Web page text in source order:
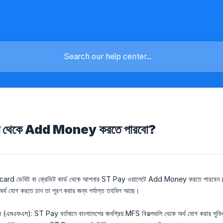
থেকে Add Money করতে পারবো?
ডেবিট বা ক্রেডিট কার্ড থেকে আপনার ST Pay ওয়ালেটে Add Money করতে পারবেন।
যোগ করতে চান তা পূরণ করার জন্য পর্যাপ্ত তহবিল আছে।
(এমএফএস): ST Pay বর্তমানে বাংলাদেশের জনপ্রিয় MFS বিকল্পগুলি থেকে অর্থ যোগ